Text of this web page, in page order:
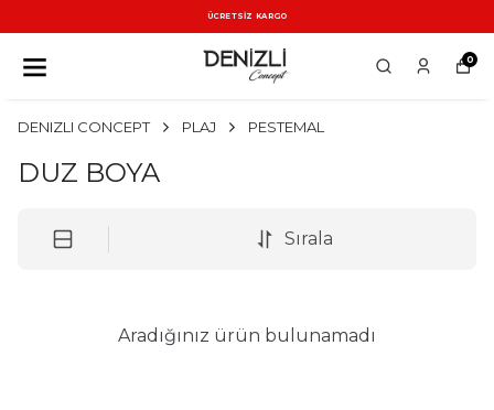
ÜCRETSİZ KARGO
0
DENIZLI CONCEPT PLAJ PESTEMAL
DUZ BOYA
Sırala
Aradığınız ürün bulunamadı